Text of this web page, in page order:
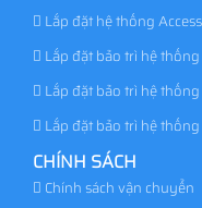
Lắp đặt hệ thống
Lắp đặt bảo trì hệ
Lắp đặt bảo trì hệ
Lắp đặt bảo trì hệ
CHÍNH SÁCH
Chính sách vận chuyển